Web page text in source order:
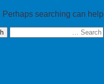
Perhaps searching can help.
Search
for: